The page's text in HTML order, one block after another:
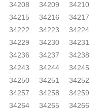
34208 34209
34210
34215 34216
34217
34222 34223
34224
34229 34230
34231
34236 34237
34238
34243 34244
34245
34250 34251
34252
34257 34258
34259
34264 34265
34266